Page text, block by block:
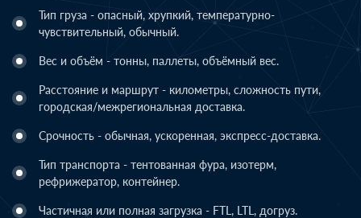
Тип груза - опасный, хрупкий, температурно-
чувствительный, обычный.
Вес и объём - тонны, паллеты, объёмный вес.
Расстояние и маршрут - километры, сложность пути,
городская/межрегиональная доставка.
Срочность - обычная, ускоренная, экспресс-доставка.
Тип транспорта - тентованная фура, изотерм,
рефрижератор, контейнер.
Частичная или полная загрузка - FTL, LTL, догруз.